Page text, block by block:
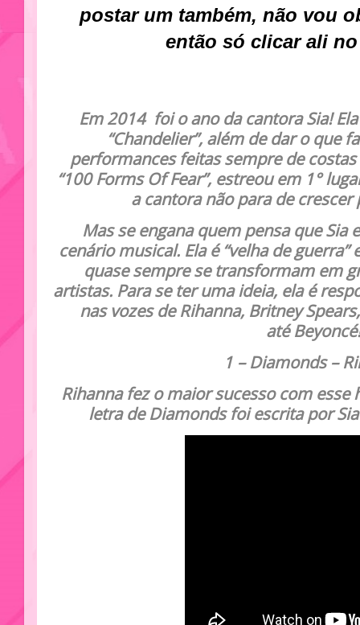
postar um também, não vou
então só clicar ali
Em 2014 foi o ano da cantoraSia!
“Chandelier”, além de dar o que
performances feitas sempre de
“100 Forms Of Fear”, estreou em 1°
a cantora não para de
Mas se engana quem pensa que Sia
cenário musical. Ela é “velha de
quase sempre se transformam em
artistas. Para se ter uma ideia, ela é
nas vozes deRihanna, Britney Spears
atéBeyoncé!
1 –Diamonds –
Rihanna fez o maior sucesso com
letra de Diamonds foi escrita por